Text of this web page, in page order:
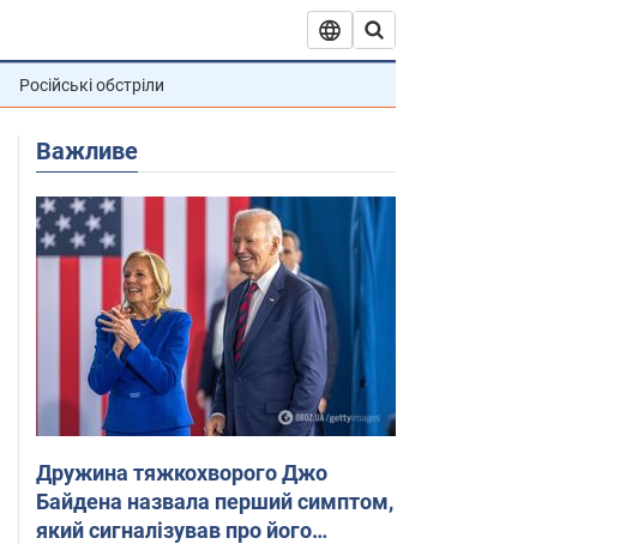
Російські обстріли
Важливе
Дружина тяжкохворого Джо
Байдена назвала перший симптом,
який сигналізував про його